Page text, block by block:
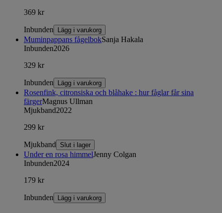
369 kr
Inbunden Lägg i varukorg
Muminpappans fågelbokSanja Hakala
Inbunden2026
329 kr
Inbunden Lägg i varukorg
Rosenfink, citronsiska och blåhake : hur fåglar får sina
färgerMagnus Ullman
Mjukband2022
299 kr
Mjukband Slut i lager
Under en rosa himmelJenny Colgan
Inbunden2024
179 kr
Inbunden Lägg i varukorg